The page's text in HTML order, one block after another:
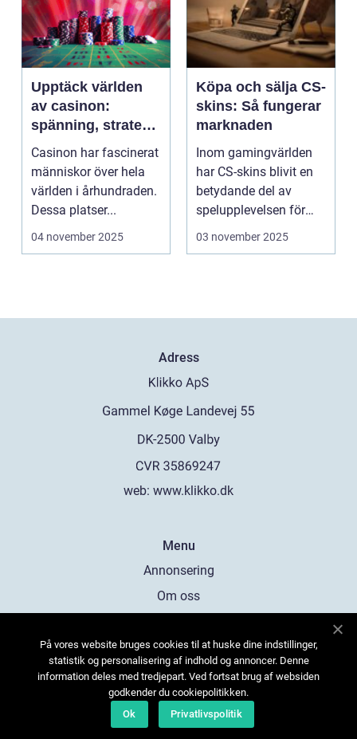
Upptäck världen
av casinon:
spänning, strategi
och tur
Casinon har fascinerat
människor över hela
världen i århundraden.
Dessa platser...
04 november 2025
Köpa och sälja CS-
skins: Så fungerar
marknaden
Inom gamingvärlden
har CS-skins blivit en
betydande del av
spelupplevelsen för
många...
03 november 2025
Adress
web: www.klikko.dk
Menu
Annonsering
Om oss
Kontakta oss
Sitemap
På vores website bruges cookies til at huske dine indstillinger,
statistik og personalisering af indhold og annoncer. Denne
information deles med tredjepart. Ved fortsat brug af websiden
godkender du cookiepolitikken.
Ok
Privatlivspolitik